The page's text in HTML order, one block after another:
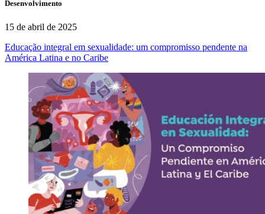
Desenvolvimento
15 de abril de 2025
Educação integral em sexualidade: um compromisso pendente na
América Latina e no Caribe